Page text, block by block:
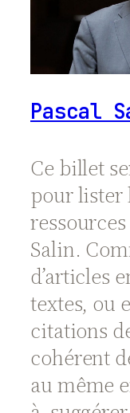
Pascal
Ce billet
pour lister
Salin.
d’articles
textes, ou
citations
cohérent
au même